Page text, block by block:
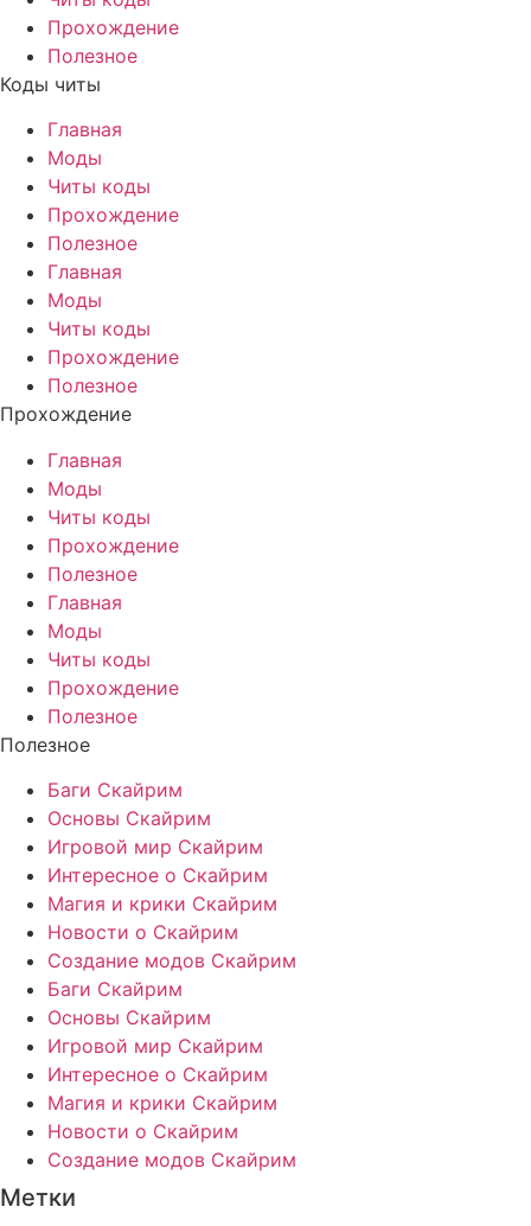
Прохождение
Полезное
Коды читы
Главная
Моды
Читы коды
Прохождение
Полезное
Главная
Моды
Читы коды
Прохождение
Полезное
Прохождение
Главная
Моды
Читы коды
Прохождение
Полезное
Главная
Моды
Читы коды
Прохождение
Полезное
Полезное
Баги Скайрим
Основы Скайрим
Игровой мир Скайрим
Интересное о Скайрим
Магия и крики Скайрим
Новости о Скайрим
Создание модов Скайрим
Баги Скайрим
Основы Скайрим
Игровой мир Скайрим
Интересное о Скайрим
Магия и крики Скайрим
Новости о Скайрим
Создание модов Скайрим
Метки